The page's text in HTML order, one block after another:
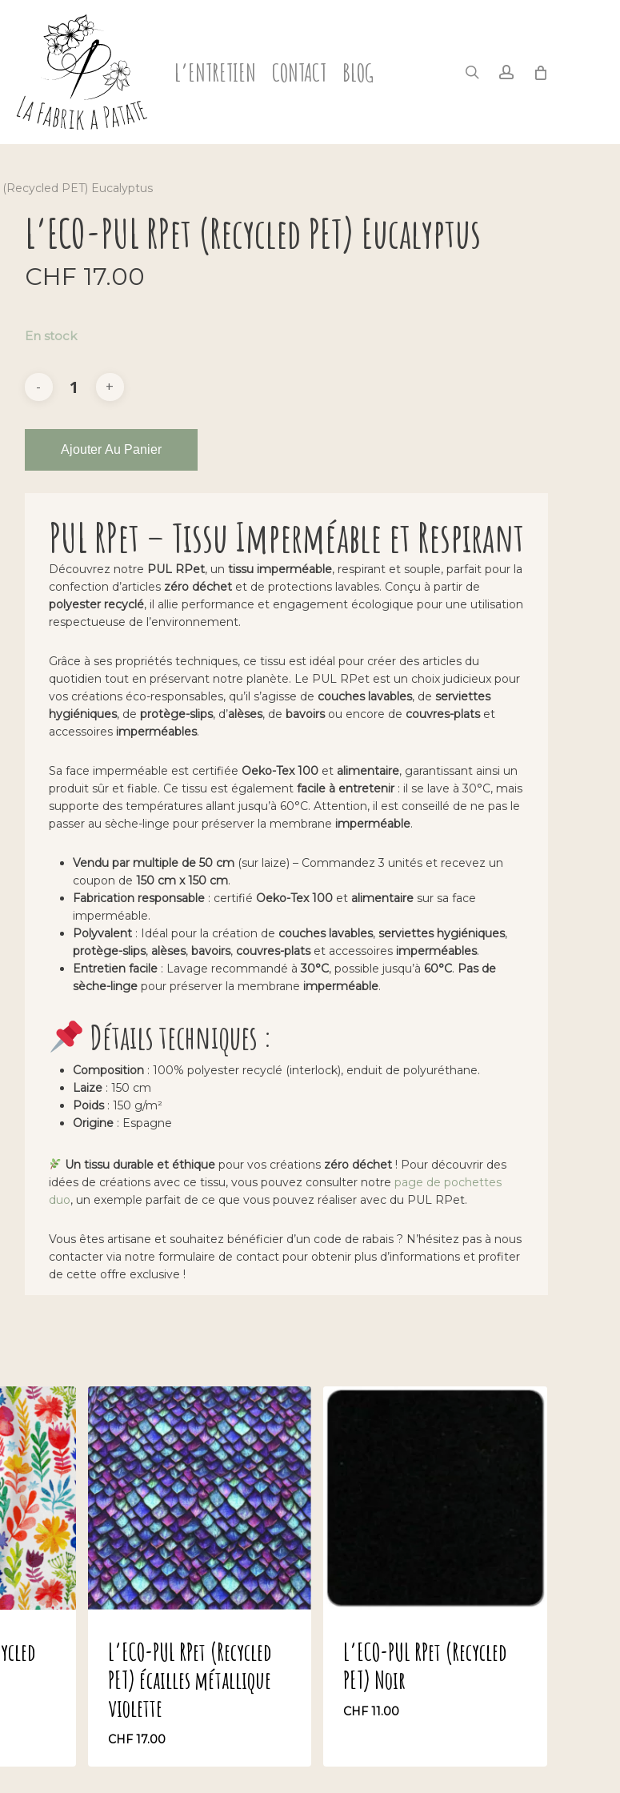
L’ENTRETIEN CONTACT BLOG searchaccount
(Recycled PET) Eucalyptus
L’ECO-PUL RPet (Recycled PET) Eucalyptus
CHF 17.00
En stock
Ajouter Au Panier
PUL RPet – Tissu Imperméable et Respirant
Découvrez notre PUL RPet, un tissu imperméable, respirant et souple, parfait pour la
confection d’articles zéro déchetet de protections lavables. Conçu à partir de
polyester recyclé, il allie performance et engagement écologique pour une utilisation
respectueuse de l’environnement.
Grâce à ses propriétés techniques, ce tissu est idéal pour créer des articles du
quotidien tout en préservant notre planète. Le PUL RPet est un choix judicieux pour
vos créations éco-responsables, qu’il s’agisse de couches lavables, de serviettes
hygiéniques, de protège-slips, d’alèses, de bavoirsou encore de couvres-platset
accessoires imperméables.
Sa face imperméable est certifiée Oeko-Tex 100et alimentaire, garantissant ainsi un
produit sûr et fiable. Ce tissu est également facile à entretenir: il se lave à 30°C, mais
supporte des températures allant jusqu’à 60°C. Attention, il est conseillé de ne pas le
passer au sèche-linge pour préserver la membrane imperméable.
Vendu par multiple de 50 cm(sur laize) – Commandez 3 unités et recevez un
coupon de 150 cm x 150 cm.
Fabrication responsable: certifié Oeko-Tex 100et alimentairesur sa face
imperméable.
Polyvalent: Idéal pour la création de couches lavables, serviettes hygiéniques,
protège-slips, alèses, bavoirs, couvres-platset accessoires imperméables.
Entretien facile: Lavage recommandé à30°C, possible jusqu’à 60°C. Pas de
sèche-lingepour préserver la membrane imperméable.
Détails techniques :
Composition: 100% polyester recyclé (interlock), enduit de polyuréthane.
Laize: 150 cm
Poids: 150 g/m²
Origine: Espagne
Un tissu durable et éthiquepour vos créations zéro déchet! Pour découvrir des
idées de créations avec ce tissu, vous pouvez consulter notre page de pochettes
duo, un exemple parfait de ce que vous pouvez réaliser avec du PUL RPet.
Vous êtes artisane et souhaitez bénéficier d’un code de rabais ? N’hésitez pas à nous
contacter via notre formulaire de contact pour obtenir plus d’informations et profiter
de cette offre exclusive !
L’ECO-PUL RPet (Recycled
PET) écailles métallique
violette
CHF17.00
CHF17.00
L’ECO-PUL RPet (Recycled
PET) Noir
CHF11.00